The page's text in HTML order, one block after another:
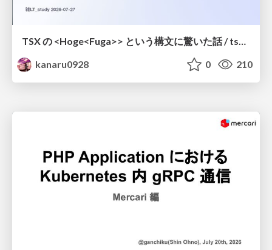
TSX の <Hoge<Fuga>> という構文に驚いた話 / tsx-type-argument-syntax
kanaru0928
0 210